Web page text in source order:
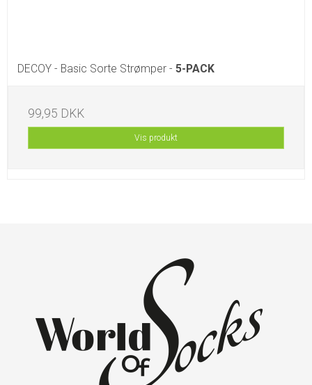
DECOY - Basic Sorte Strømper - 5-PACK
99,95 DKK
Vis produkt